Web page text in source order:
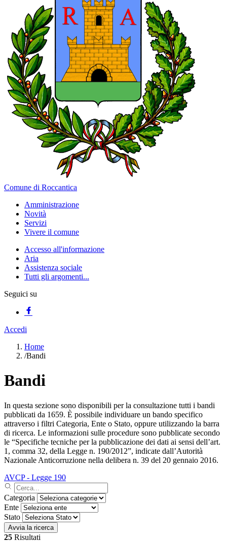
Comune di Roccantica
Amministrazione
Novità
Servizi
Vivere il comune
Accesso all'informazione
Aria
Assistenza sociale
Tutti gli argomenti...
Seguici su
Accedi
Home
/Bandi
Bandi
In questa sezione sono disponibili per la consultazione tutti i bandi
pubblicati da 1659. È possibile individuare un bando specifico
attraverso i filtri Categoria, Ente o Stato, oppure utilizzando la barra
di ricerca. Le informazioni sulle procedure sono pubblicate secondo
le “Specifiche tecniche per la pubblicazione dei dati ai sensi dell’art.
1, comma 32, della Legge n. 190/2012”, indicate dall’Autorità
Nazionale Anticorruzione nella delibera n. 39 del 20 gennaio 2016.
AVCP - Legge 190
Categoria
Ente
Stato
Avvia la ricerca
25 Risultati